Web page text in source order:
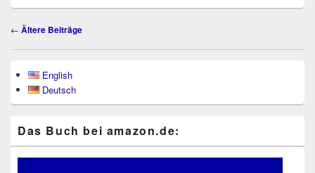
Beitragsnavigation
← Ältere Beiträge
Seitenleisten-
Widgetbereich
English
Deutsch
Das Buch bei ama​zon​.de: